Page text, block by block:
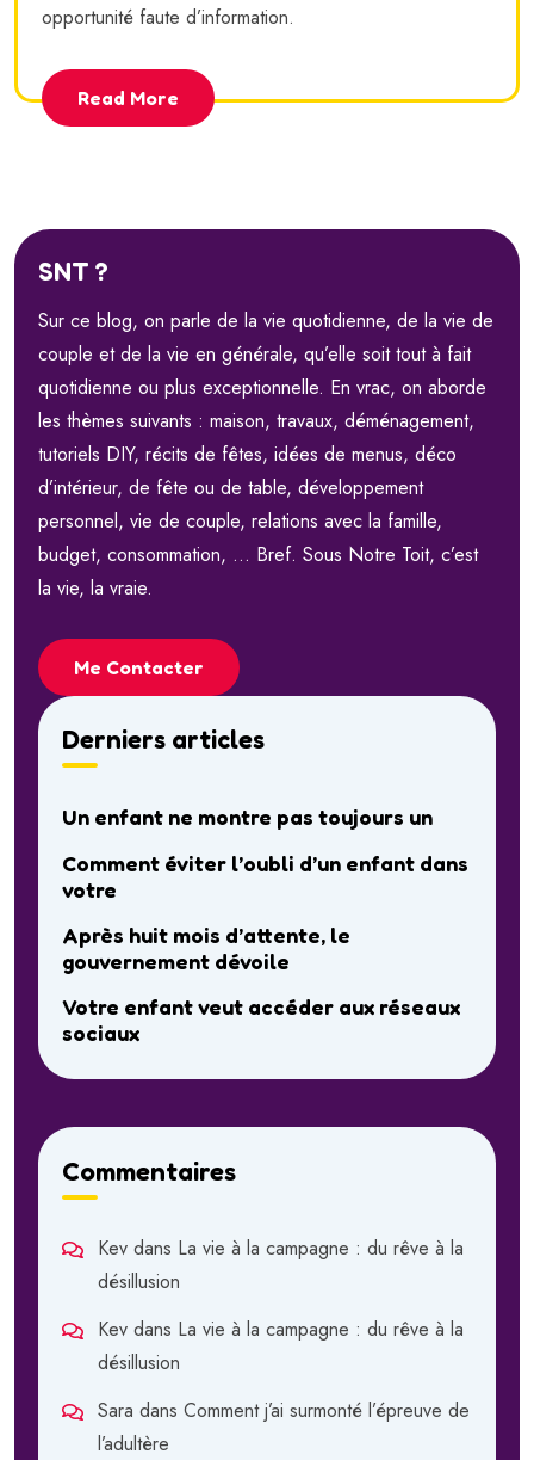
opportunité faute d’information.
Read More
SNT ?
Sur ce blog, on parle de la vie quotidienne, de la vie de
couple et de la vie en générale, qu’elle soit tout à fait
quotidienne ou plus exceptionnelle. En vrac, on aborde
les thèmes suivants : maison, travaux, déménagement,
tutoriels DIY, récits de fêtes, idées de menus, déco
d’intérieur, de fête ou de table, développement
personnel, vie de couple, relations avec la famille,
budget, consommation, … Bref. Sous Notre Toit, c’est
la vie, la vraie.
Me Contacter
Derniers articles
Un enfant ne montre pas toujours un
Comment éviter l’oubli d’un enfant dans
votre
Après huit mois d’attente, le
gouvernement dévoile
Votre enfant veut accéder aux réseaux
sociaux
Commentaires
Kev dans La vie à la campagne : du rêve à la
désillusion
Kev dans La vie à la campagne : du rêve à la
désillusion
Sara dans Comment j’ai surmonté l’épreuve de
l’adultère